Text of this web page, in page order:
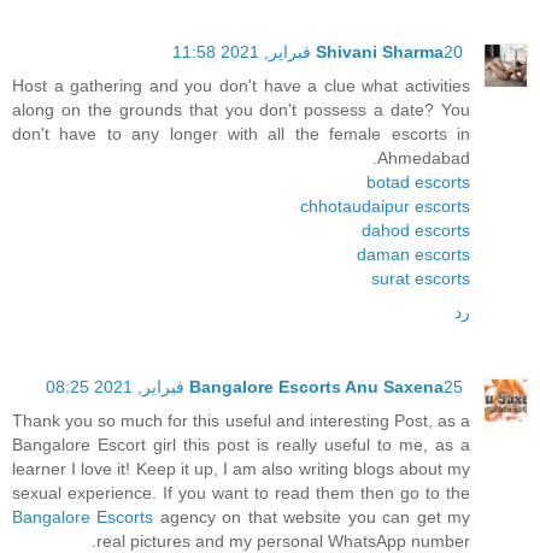
Shivani Sharma20 فبراير, 2021 11:58
Host a gathering and you don't have a clue what activities
along on the grounds that you don't possess a date? You
don't have to any longer with all the female escorts in
Ahmedabad.
botad escorts
chhotaudaipur escorts
dahod escorts
daman escorts
surat escorts
رد
Bangalore Escorts Anu Saxena25 فبراير, 2021 08:25
Thank you so much for this useful and interesting Post, as a
Bangalore Escort girl this post is really useful to me, as a
learner I love it! Keep it up, I am also writing blogs about my
sexual experience. If you want to read them then go to the
Bangalore Escorts agency on that website you can get my
real pictures and my personal WhatsApp number.